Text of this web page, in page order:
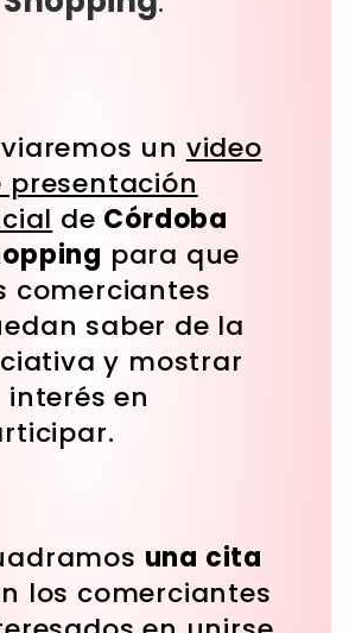
un video
presentación
de Córdoba
para que
comerciantes
saber de la
y mostrar
interés en
una cita
los comerciantes